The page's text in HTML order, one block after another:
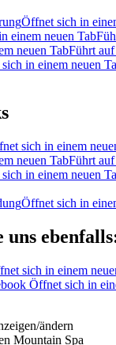
Öffnet sich in
einem neuen Tab
neuen TabFührt auf
in einem neuen
sich in einem
neuen TabFührt auf
in einem neuen
Öffnet sich in
sich in einem
Öffnet sich in
ändern
Mountain Spa